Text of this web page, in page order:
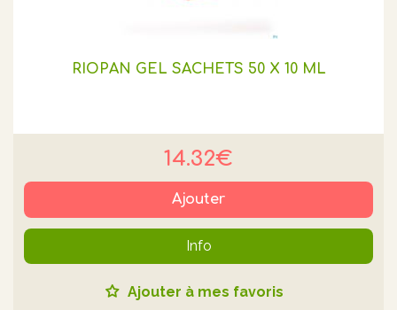
RIOPAN GEL SACHETS 50 X 10 ML
14.32€
Ajouter
Info
Ajouter à mes favoris